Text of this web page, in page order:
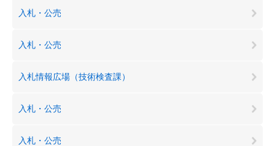
入札・公売
入札・公売
入札情報広場（技術検査課）
入札・公売
入札・公売